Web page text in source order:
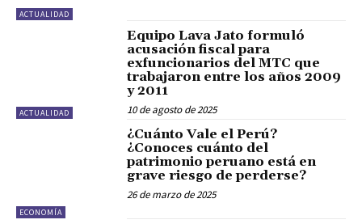
ACTUALIDAD
ACTUALIDAD
Equipo Lava Jato formuló
acusación fiscal para
exfuncionarios del MTC que
trabajaron entre los años 2009
y 2011
10 de agosto de 2025
ECONOMÍA
¿Cuánto Vale el Perú?
¿Conoces cuánto del
patrimonio peruano está en
grave riesgo de perderse?
26 de marzo de 2025